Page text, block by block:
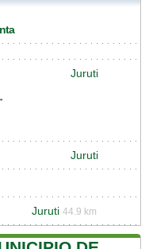
Juruti
Juruti
Juruti 44.9 km